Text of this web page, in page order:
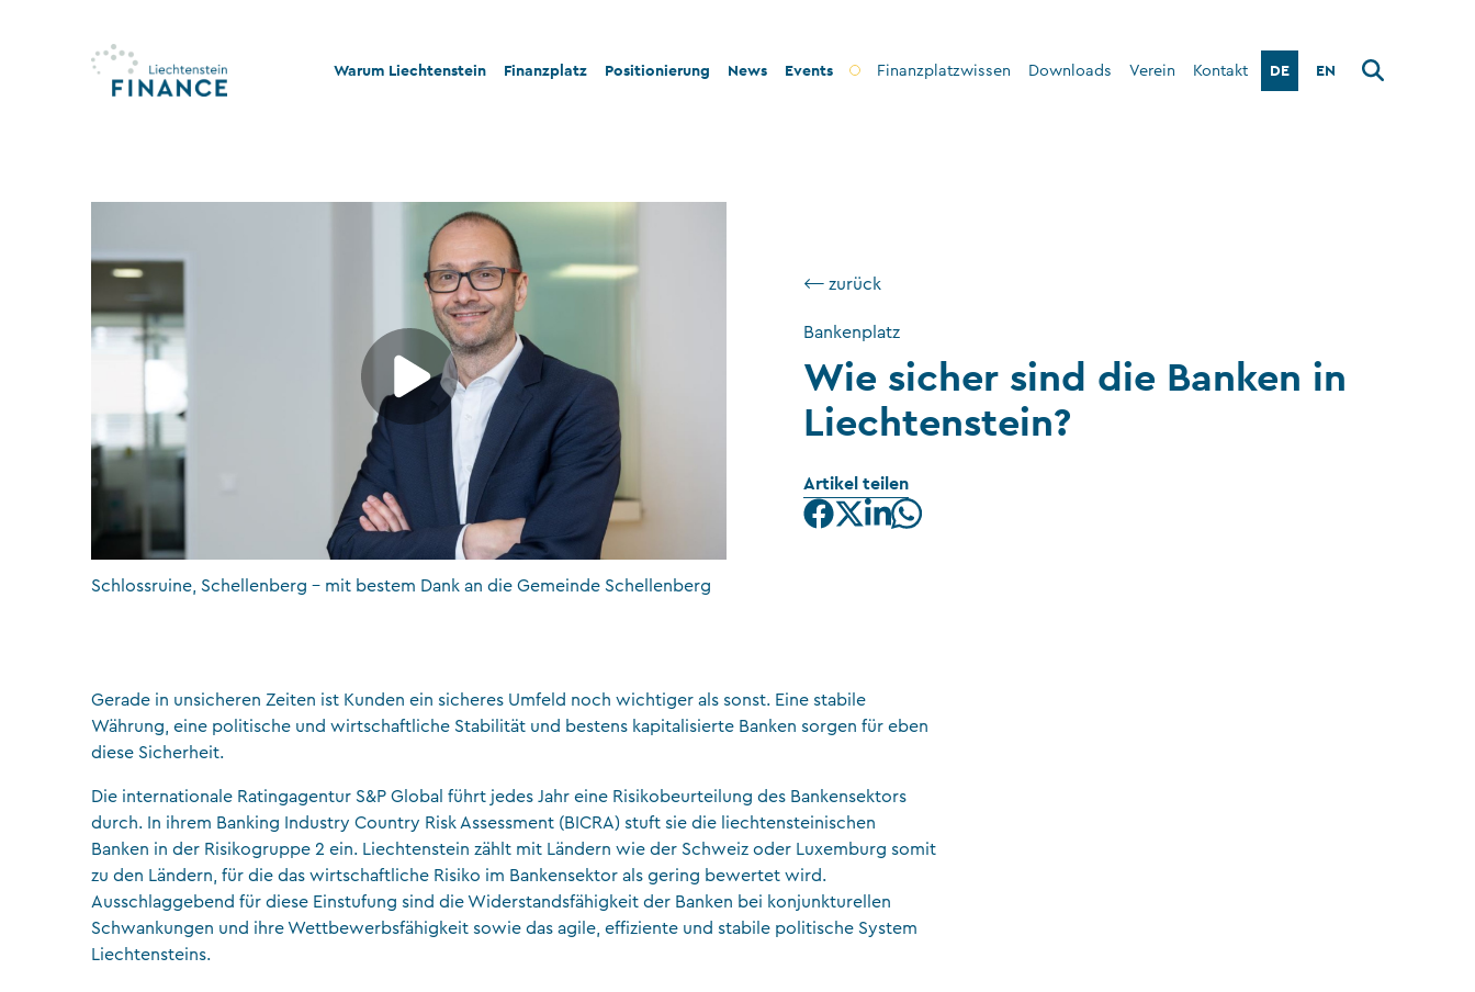
Warum Liechtenstein
Stabilität und Rechtssicherheit
Rechts- und Steuerkonformität
Nachhaltigkeit und Philanthropie
Stiftungswesen
Finanzplatz
Treuhandsektor
Vermögensverwaltung
Fondsplatz
Versicherungen
Gemeinnützige Stiftungen und Trusts
Wirtschaftsprüfung
VT-Dienstleistungen
Versicherungsvermittler
CFA Society Liechtenstein
Positionierung
Stabilität und Sicherheit
Nachhaltigkeit
News Events Finanzplatzwissen Downloads Verein Kontakt DE EN
Schlossruine, Schellenberg – mit bestem Dank an die Gemeinde Schellenberg
⟵ zurück
Bankenplatz
Wie sicher sind die Banken in
Liechtenstein?
Artikel teilen
Gerade in unsicheren Zeiten ist Kunden ein sicheres Umfeld noch wichtiger als sonst. Eine stabile
Währung, eine politische und wirtschaftliche Stabilität und bestens kapitalisierte Banken sorgen für eben
diese Sicherheit.
Die internationale Ratingagentur S&P Global führt jedes Jahr eine Risikobeurteilung des Bankensektors
durch. In ihrem Banking Industry Country Risk Assessment (BICRA) stuft sie die liechtensteinischen
Banken in der Risikogruppe 2 ein. Liechtenstein zählt mit Ländern wie der Schweiz oder Luxemburg somit
zu den Ländern, für die das wirtschaftliche Risiko im Bankensektor als gering bewertet wird.
Ausschlaggebend für diese Einstufung sind die Widerstandsfähigkeit der Banken bei konjunkturellen
Schwankungen und ihre Wettbewerbsfähigkeit sowie das agile, effiziente und stabile politische System
Liechtensteins.